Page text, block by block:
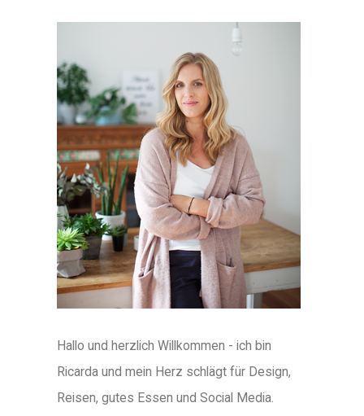
Hallo und herzlich Willkommen - ich bin
Ricarda und mein Herz schlägt für Design,
Reisen, gutes Essen und Social Media.